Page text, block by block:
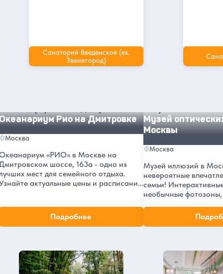
Санаторий Введенское (ex.
Звенигород)
Рио на Дмитровке
Москва
«РИО» в Москве на
шоссе, 163а - одно из
мест для семейного отдыха.
актуальные цены и расписание
для себя подводный мир
в центре Москвы!
Подробнее
Музей
Москвы
Москва
Музей иллюзий в
невероятные
семьи!
необычные фотозоны,
отзывов
часы работы и как